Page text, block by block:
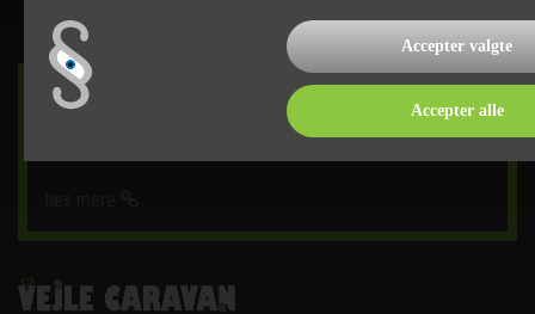
DET SKER
Accepter valgte
Accepter alle